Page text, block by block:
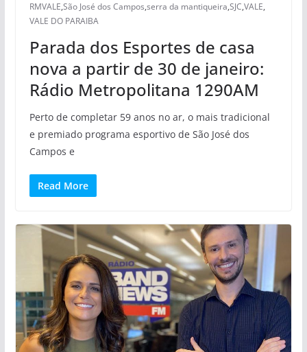
RMVALE,São José dos Campos,serra da mantiqueira,SJC,VALE,
VALE DO PARAIBA
Parada dos Esportes de casa
nova a partir de 30 de janeiro:
Rádio Metropolitana 1290AM
Perto de completar 59 anos no ar, o mais tradicional
e premiado programa esportivo de São José dos
Campos e
Read More